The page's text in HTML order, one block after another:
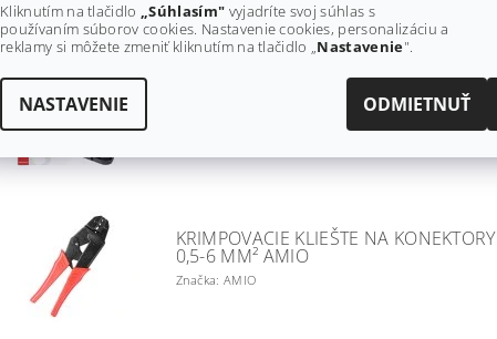
KONEKTOR AMIO 03520 - SADA
KRIMPOVACIE KLIEŠTE NA KONEKTORY
0,5-6 MM² AMIO
Značka: AMIO
Kliknutím na tlačidlo „Súhlasím" vyjadríte svoj súhlas s
používaním súborov cookies. Nastavenie cookies, personalizáciu a
reklamy si môžete zmeniť kliknutím na tlačidlo „Nastavenie".
NASTAVENIE ODMIETNUŤ